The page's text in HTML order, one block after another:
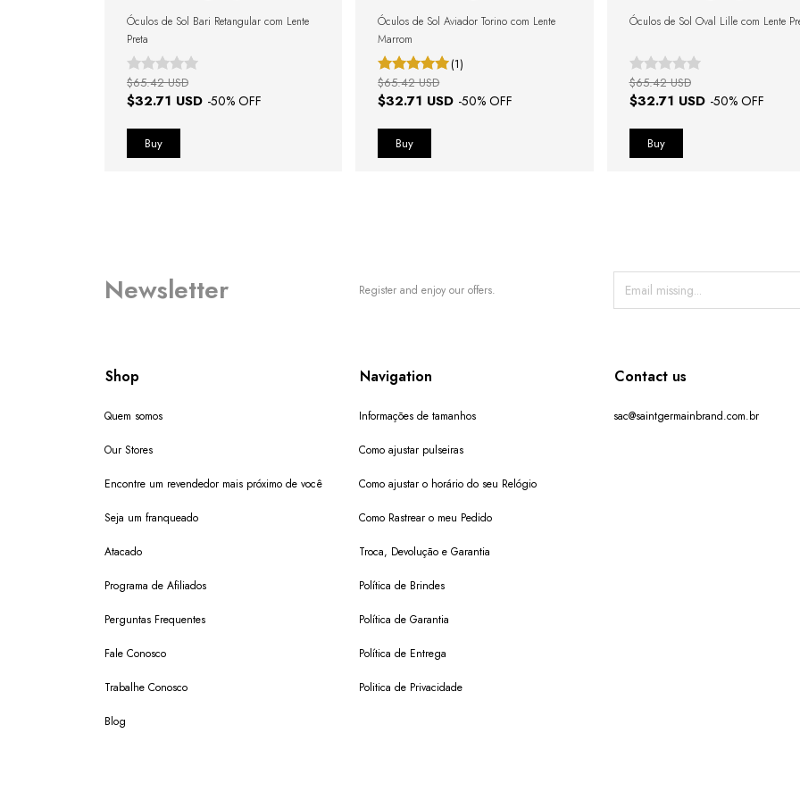
Óculos de Sol Bari Retangular com Lente
Preta
$32.71 USD -50% OFF
$65.42 USD
Óculos de Sol Aviador Torino com Lente
Marrom
(1)
$32.71 USD -50% OFF
$65.42 USD
Óculos de Sol Oval Lille com Lente
$32.71 USD -50% OFF
$65.42 USD
Newsletter Register and enjoy our offers.
Shop
Quem somos
Our Stores
Encontre um revendedor mais próximo de você
Seja um franqueado
Atacado
Programa de Afiliados
Perguntas Frequentes
Fale Conosco
Trabalhe Conosco
Blog
Navigation
Informações de tamanhos
Como ajustar pulseiras
Como ajustar o horário do seu Relógio
Como Rastrear o meu Pedido
Troca, Devolução e Garantia
Política de Brindes
Política de Garantia
Política de Entrega
Politica de Privacidade
Contact us
sac@saintgermainbrand.com.br